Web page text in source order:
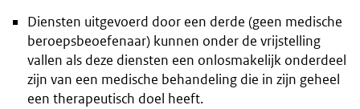
Diensten uitgevoerd door een derde (geen medische
beroepsbeoefenaar) kunnen onder de vrijstelling
vallen als deze diensten een onlosmakelijk onderdeel
zijn van een medische behandeling die in zijn geheel
een therapeutisch doel heeft.